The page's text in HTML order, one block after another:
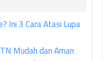
Ini 3 Cara Atasi Lupa
Mudah dan Aman